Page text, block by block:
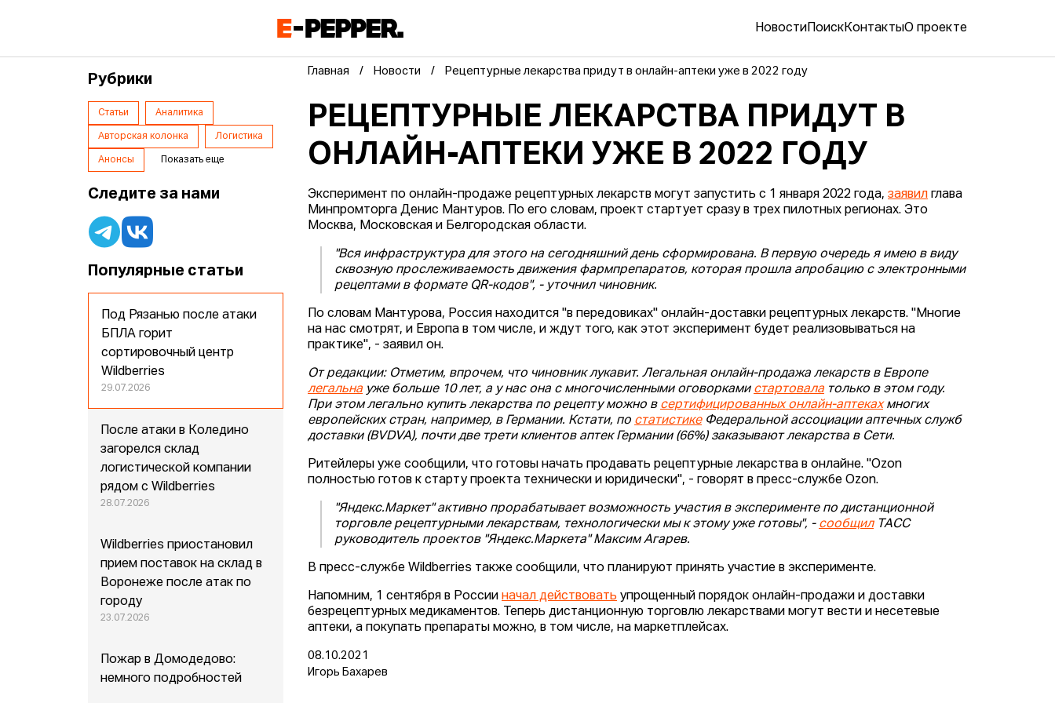
Новости ПоискКонтактыО проекте
Главная Новости Рецептурные лекарства придут в онлайн-аптеки уже в 2022 году
РЕЦЕПТУРНЫЕ ЛЕКАРСТВА ПРИДУТ В
ОНЛАЙН-АПТЕКИ УЖЕ В 2022 ГОДУ
Эксперимент по онлайн-продаже рецептурных лекарств могут запустить с 1 января 2022 года,заявил глава
Минпромторга Денис Мантуров. По его словам, проект стартует сразу в трех пилотных регионах. Это
Москва, Московская и Белгородская области.
"Вся инфраструктура для этого на сегодняшний день сформирована. В первую очередь я имею в виду
сквозную прослеживаемость движения фармпрепаратов, которая прошла апробацию с электронными
рецептами в формате QR-кодов", - уточнил чиновник.
По словам Мантурова, Россия находится "в передовиках" онлайн-доставки рецептурных лекарств. "Многие
на нас смотрят, и Европа в том числе, и ждут того, как этот эксперимент будет реализовываться на
практике", - заявил он.
От редакции: Отметим, впрочем, что чиновник лукавит. Легальная онлайн-продажа лекарств в Европе
легальна уже больше 10 лет, а у нас она с многочисленными оговорками стартовала только в этом году.
При этом легально купить лекарства по рецепту можно в сертифицированных онлайн-аптекахмногих
европейских стран, например, в Германии. Кстати, по статистикеФедеральной ассоциации аптечных служб
доставки (BVDVA), почти две трети клиентов аптек Германии (66%) заказывают лекарства в Сети.
Ритейлеры уже сообщили, что готовы начать продавать рецептурные лекарства в онлайне. "Ozon
полностью готов к старту проекта технически и юридически", - говорят в пресс-службе Ozon.
"Яндекс.Маркет" активно прорабатывает возможность участия в эксперименте по дистанционной
торговле рецептурными лекарствам, технологически мы к этому уже готовы", - сообщилТАСС
руководитель проектов "Яндекс.Маркета" Максим Агарев.
В пресс-службе Wildberries также сообщили, что планируют принять участие в эксперименте.
Напомним, 1 сентября в Россииначал действовать упрощенный порядок онлайн-продажи и доставки
безрецептурных медикаментов. Теперь дистанционную торговлю лекарствами могут вести и несетевые
аптеки, а покупать препараты можно, в том числе, на маркетплейсах.
08.10.2021
Игорь Бахарев
Рубрики
Статьи Аналитика
Авторская колонка Логистика
Анонсы Показать еще
Следите за нами
Популярные статьи
Под Рязанью после атаки
БПЛА горит
сортировочный центр
Wildberries
29.07.2026
После атаки в Коледино
загорелся склад
логистической компании
рядом с Wildberries
28.07.2026
Wildberries приостановил
прием поставок на склад в
Воронеже после атак по
городу
23.07.2026
Пожар в Домодедово:
немного подробностей